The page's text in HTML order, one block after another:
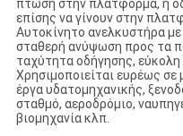
πτώση στην πλατφόρμα, η
επίσης να γίνουν στην
Αυτοκίνητο ανελκυστήρα
σταθερή ανύψωση προς τα
ταχύτητα οδήγησης, εύκολη
Χρησιμοποιείται ευρέως σε
έργα υδατομηχανικής,
σταθμό, αεροδρόμιο,
βιομηχανία κλπ.